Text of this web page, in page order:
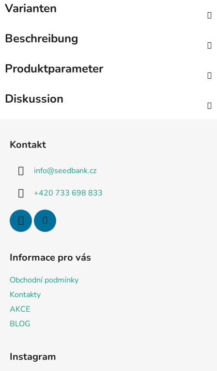
Varianten
Beschreibung
Produktparameter
Diskussion
Kontakt
info@seedbank.cz
+420 733 698 833
Informace pro vás
Obchodní podmínky
Kontakty
AKCE
BLOG
Instagram